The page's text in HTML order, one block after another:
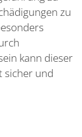
zu
kann dieser
sicher und